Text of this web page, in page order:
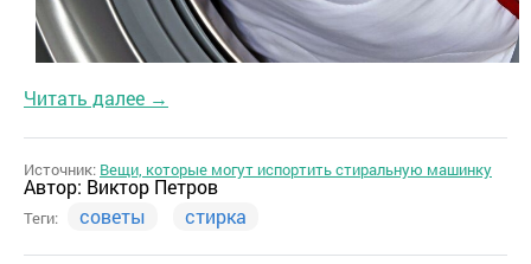
Читать далее →
Источник: Вещи, которые могут испортить стиральную машинку
Автор: Виктор Петров
Теги: советы стирка